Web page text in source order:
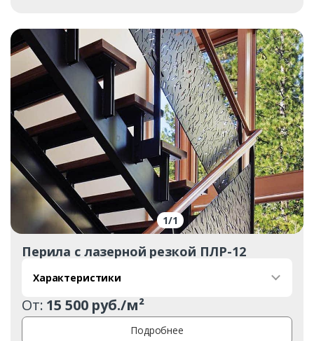
1/1
Перила с лазерной резкой ПЛР-12
Характеристики
От: 15 500 руб./м²
Подробнее